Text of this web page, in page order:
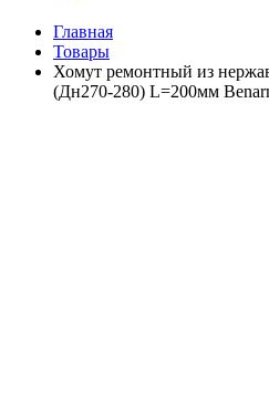
Главная
Товары
Хомут ремонтный из
(Дн270-280) L=200мм